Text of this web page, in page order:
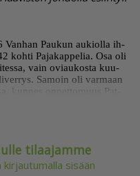
Van­han Pau­kun au­ki­ol­la ih­
koh­ti Pa­ja­kap­pe­lia. Osa oli
vain ovi­au­kos­ta kuu­
Sa­moin oli var­maan
kun­nes on­net­to­muus Pat­
tilaajamme
sisään